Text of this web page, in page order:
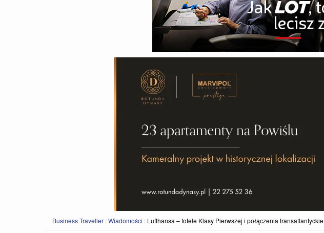
Business Traveller :Wiadomości : Lufthansa – fotele Klasy Pierwszej i połączenia transatlantyckie